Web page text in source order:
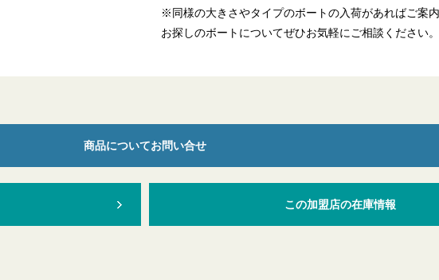
※同様の大きさやタイプのボートの入荷があればご案内
お探しのボートについてぜひお気軽にご相談ください。
商品についてお問い合せ